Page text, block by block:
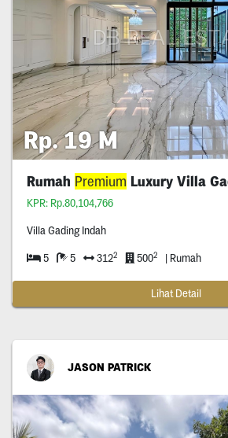
Rp. 19 M
Rumah Premium Luxury Villa
KPR: Rp.80,104,766
Villa Gading Indah
5 5 3122 5002 | Rumah
Lihat Detail
JASON PATRICK